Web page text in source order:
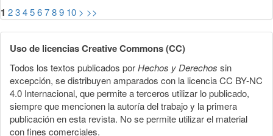
1 23456789 10 > >>
Uso de licencias Creative Commons (CC)
Todos los textos publicados porHechos y Derechos sin
excepción, se distribuyen amparados con la licencia CC BY-NC
4.0 Internacional, que permite a terceros utilizar lo publicado,
siempre que mencionen la autoría del trabajo y la primera
publicación en esta revista. No se permite utilizar el material
con fines comerciales.